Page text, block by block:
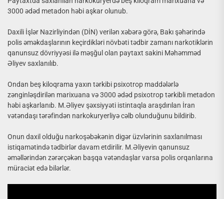
3000 ədəd metadon həbi aşkar olunub.
Daxili İşlər Nazirliyindən (DİN) verilən xəbərə görə, Bakı şəhərində
polis əməkdaşlarının keçirdikləri növbəti tədbir zamanı narkotiklərin
qanunsuz dövriyyəsi ilə məşğul olan paytaxt sakini Məhəmməd
Əliyev saxlanılıb.
Ondan beş kiloqrama yaxın tərkibi psixotrop maddələrlə
zənginləşdirilən marixuana və 3000 ədəd psixotrop tərkibli metadon
həbi aşkarlanıb. M.Əliyev şəxsiyyəti istintaqla araşdırılan İran
vətəndaşı tərəfindən narkokuryerliyə cəlb olunduğunu bildirib.
Onun daxil olduğu narkoşəbəkənin digər üzvlərinin saxlanılması
istiqamətində tədbirlər davam etdirilir. M.Əliyevin qanunsuz
əməllərindən zərərçəkən başqa vətəndaşlar varsa polis orqanlarına
müraciət edə bilərlər.